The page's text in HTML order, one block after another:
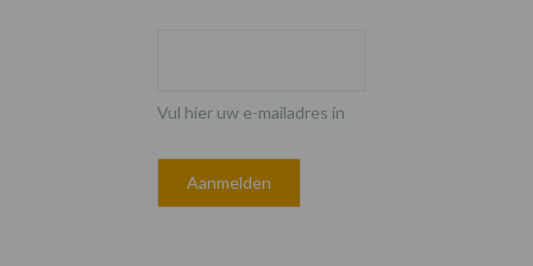
Vul hier uw e-mailadres in